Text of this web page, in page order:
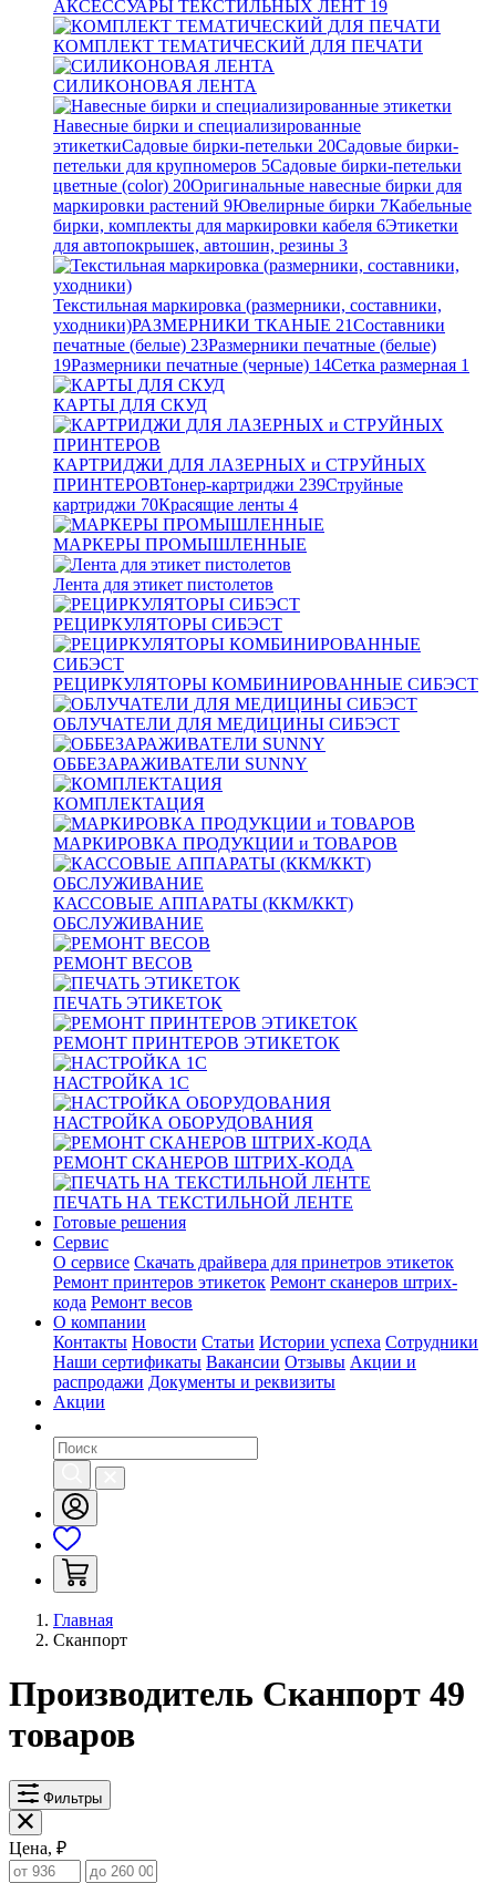
АКСЕССУАРЫ ТЕКСТИЛЬНЫХ ЛЕНТ 19
КОМПЛЕКТ ТЕМАТИЧЕСКИЙ ДЛЯ ПЕЧАТИ
СИЛИКОНОВАЯ ЛЕНТА
Навесные бирки и специализированные
этикеткиСадовые бирки-петельки 20Садовые бирки-
петельки для крупномеров 5Садовые бирки-петельки
цветные (color) 20Оригинальные навесные бирки для
маркировки растений 9Ювелирные бирки 7Кабельные
бирки, комплекты для маркировки кабеля 6Этикетки
для автопокрышек, автошин, резины 3
Текстильная маркировка (размерники, составники,
уходники)РАЗМЕРНИКИ ТКАНЫЕ 21Составники
печатные (белые) 23Размерники печатные (белые)
19Размерники печатные (черные) 14Сетка размерная 1
КАРТЫ ДЛЯ СКУД
КАРТРИДЖИ ДЛЯ ЛАЗЕРНЫХ и СТРУЙНЫХ
ПРИНТЕРОВТонер-картриджи 239Струйные
картриджи 70Красящие ленты 4
МАРКЕРЫ ПРОМЫШЛЕННЫЕ
Лента для этикет пистолетов
РЕЦИРКУЛЯТОРЫ СИБЭСТ
РЕЦИРКУЛЯТОРЫ КОМБИНИРОВАННЫЕ СИБЭСТ
ОБЛУЧАТЕЛИ ДЛЯ МЕДИЦИНЫ СИБЭСТ
ОББЕЗАРАЖИВАТЕЛИ SUNNY
КОМПЛЕКТАЦИЯ
МАРКИРОВКА ПРОДУКЦИИ и ТОВАРОВ
КАССОВЫЕ АППАРАТЫ (ККМ/ККТ)
ОБСЛУЖИВАНИЕ
РЕМОНТ ВЕСОВ
ПЕЧАТЬ ЭТИКЕТОК
РЕМОНТ ПРИНТЕРОВ ЭТИКЕТОК
НАСТРОЙКА 1С
НАСТРОЙКА ОБОРУДОВАНИЯ
РЕМОНТ СКАНЕРОВ ШТРИХ-КОДА
ПЕЧАТЬ НА ТЕКСТИЛЬНОЙ ЛЕНТЕ
Готовые решения
Сервис
О сервисе Скачать драйвера для принетров этикеток
Ремонт принтеров этикеток Ремонт сканеров штрих-
кода Ремонт весов
О компании
Контакты Новости Статьи Истории успеха Сотрудники
Наши сертификаты Вакансии Отзывы Акции и
распродажи Документы и реквизиты
Акции
Главная
Сканпорт
Производитель Сканпорт 49
товаров
Фильтры
Цена, ₽